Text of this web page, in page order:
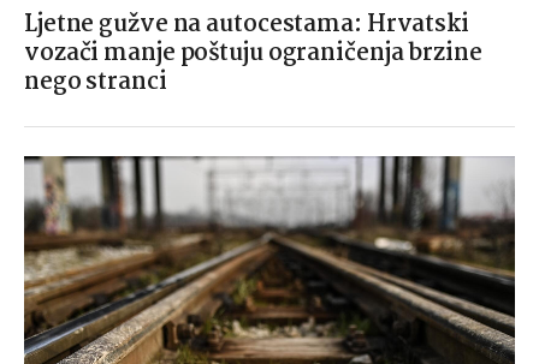
Ljetne gužve na autocestama: Hrvatski
vozači manje poštuju ograničenja brzine
nego stranci